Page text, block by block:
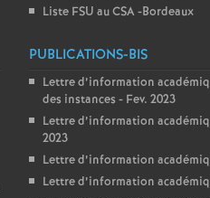
Liste FSU au CSA -Bordeaux
PUBLICATIONS-BIS
Lettre d’information
des instances - Fev. 2023
Lettre d’information
2023
Lettre d’information
Lettre d’information